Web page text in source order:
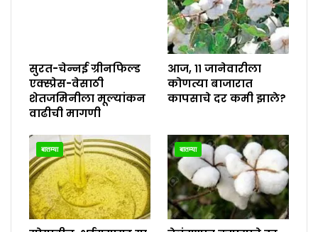
सुरत-चेन्नई ग्रीनफिल्ड
एक्स्प्रेस-वेसाठी
शेतजमिनीला मूल्यांकन
वाढीची मागणी
आज, ११ जानेवारीला
कोणत्या बाजारात
कापसाचे दर कमी झाले?
बातम्या बातम्या